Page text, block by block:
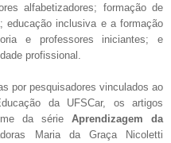
alfabetizadores; formação de
educação inclusiva e a formação
e professores iniciantes; e
profissional.
por pesquisadores vinculados ao
da UFSCar, os artigos
da série Aprendizagem da
Maria da Graça Nicoletti